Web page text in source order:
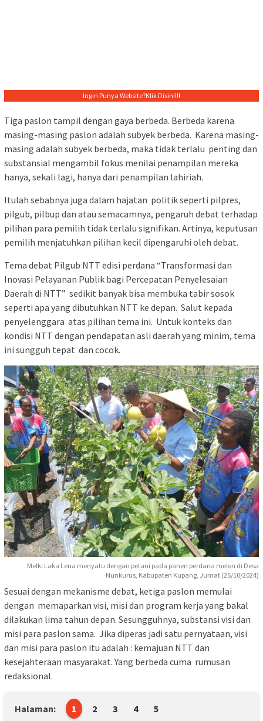
Ingin Punya Website?Klik Disini!!!
Tiga paslon tampil dengan gaya berbeda. Berbeda karena
masing-masing paslon adalah subyek berbeda. Karena masing-
masing adalah subyek berbeda, maka tidak terlalu penting dan
substansial mengambil fokus menilai penampilan mereka
hanya, sekali lagi, hanya dari penampilan lahiriah.
Itulah sebabnya juga dalam hajatan politik seperti pilpres,
pilgub, pilbup dan atau semacamnya, pengaruh debat terhadap
pilihan para pemilih tidak terlalu signifikan. Artinya, keputusan
pemilih menjatuhkan pilihan kecil dipengaruhi oleh debat.
Tema debat Pilgub NTT edisi perdana “Transformasi dan
Inovasi Pelayanan Publik bagi Percepatan Penyelesaian
Daerah di NTT” sedikit banyak bisa membuka tabir sosok
seperti apa yang dibutuhkan NTT ke depan. Salut kepada
penyelenggara atas pilihan tema ini. Untuk konteks dan
kondisi NTT dengan pendapatan asli daerah yang minim, tema
ini sungguh tepat dan cocok.
Melki Laka Lena menyatu dengan petani pada panen perdana melon di Desa
Nunkurus, Kabupaten Kupang, Jumat (25/10/2024)
Sesuai dengan mekanisme debat, ketiga paslon memulai
dengan memaparkan visi, misi dan program kerja yang bakal
dilakukan lima tahun depan. Sesungguhnya, substansi visi dan
misi para paslon sama. Jika diperas jadi satu pernyataan, visi
dan misi para paslon itu adalah : kemajuan NTT dan
kesejahteraan masyarakat. Yang berbeda cuma rumusan
redaksional.
Halaman: 1 2 3 4 5